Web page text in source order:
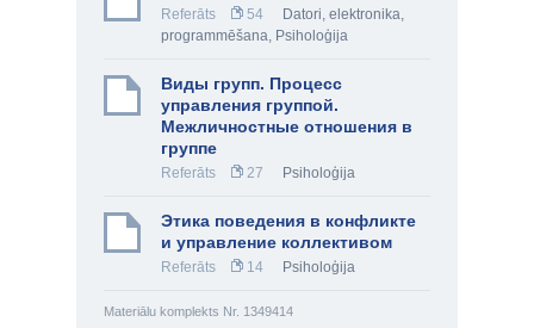
Referāts 54
Datori, elektronika,
programmēšana, Psiholoģija
Виды групп. Процесс
управления группой.
Межличностные отношения в
группе
Referāts 27 Psiholoģija
Этика поведения в конфликте
и управление коллективом
Referāts 14 Psiholoģija
Materiālu komplekts Nr. 1349414